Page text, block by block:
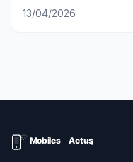
13/04/2026